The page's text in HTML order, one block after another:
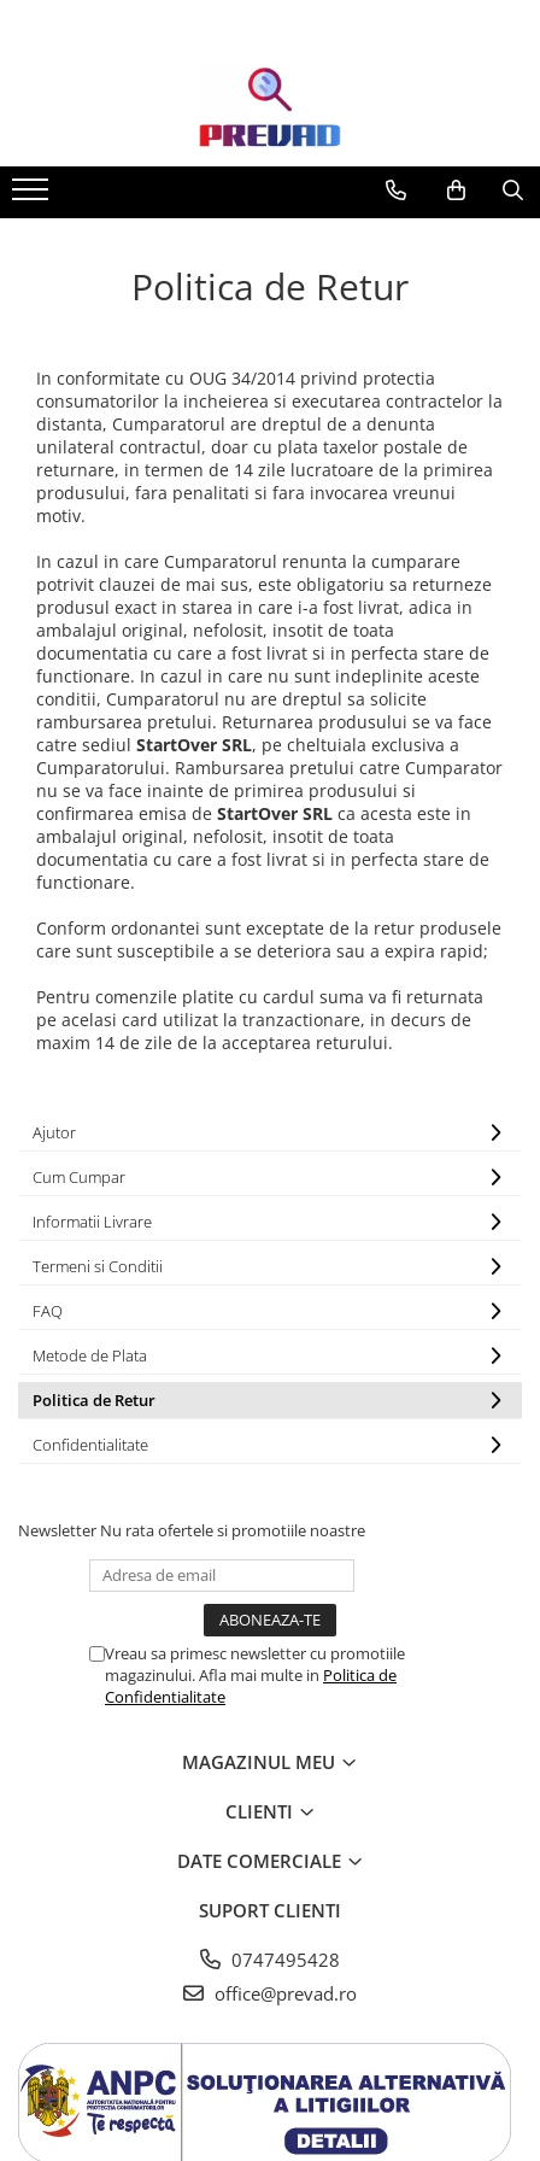
Produse cu transport gratuit –
livrare rapidă și fără costuri
Casa & Gradina
Home & Deco
Politica de Retur
In conformitate cu OUG 34/2014 privind protectia
consumatorilor la incheierea si executarea contractelor la
distanta, Cumparatorul are dreptul de a denunta
unilateral contractul, doar cu plata taxelor postale de
returnare, in termen de 14 zile lucratoare de la primirea
produsului, fara penalitati si fara invocarea vreunui
motiv.
In cazul in care Cumparatorul renunta la cumparare
potrivit clauzei de mai sus, este obligatoriu sa returneze
produsul exact in starea in care i-a fost livrat, adica in
ambalajul original, nefolosit, insotit de toata
documentatia cu care a fost livrat si in perfecta stare de
functionare. In cazul in care nu sunt indeplinite aceste
conditii, Cumparatorul nu are dreptul sa solicite
rambursarea pretului. Returnarea produsului se va face
catre sediul StartOver SRL, pe cheltuiala exclusiva a
Cumparatorului. Rambursarea pretului catre Cumparator
nu se va face inainte de primirea produsului si
confirmarea emisa de StartOver SRL ca acesta este in
ambalajul original, nefolosit, insotit de toata
documentatia cu care a fost livrat si in perfecta stare de
functionare.
Conform ordonantei sunt exceptate de la retur produsele
care sunt susceptibile a se deteriora sau a expira rapid;
Pentru comenzile platite cu cardul suma va fi returnata
pe acelasi card utilizat la tranzactionare, in decurs de
maxim 14 de zile de la acceptarea returului.
Ajutor
Cum Cumpar
Informatii Livrare
Termeni si Conditii
FAQ
Metode de Plata
Politica de Retur
Confidentialitate
Newsletter Nu rata ofertele si promotiile noastre
Vreau sa primesc newsletter cu promotiile
magazinului. Afla mai multe in Politica de
Confidentialitate
MAGAZINUL MEU
CLIENTI
DATE COMERCIALE
SUPORT CLIENTI
0747495428
office@prevad.ro